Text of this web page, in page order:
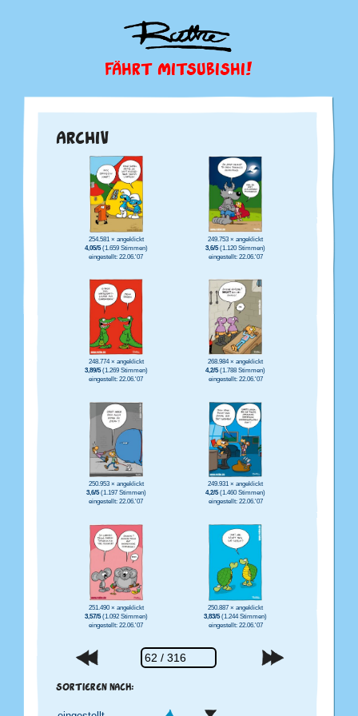
FÄHRT MITSUBISHI!
ARCHIV
254.581 × angeklickt
4,05/5(1.659 Stimmen)
eingestellt: 22.06.'07
249.753 × angeklickt
3,6/5(1.120 Stimmen)
eingestellt: 22.06.'07
248.774 × angeklickt
3,89/5(1.269 Stimmen)
eingestellt: 22.06.'07
268.984 × angeklickt
4,2/5(1.788 Stimmen)
eingestellt: 22.06.'07
250.953 × angeklickt
3,6/5(1.197 Stimmen)
eingestellt: 22.06.'07
249.931 × angeklickt
4,2/5(1.460 Stimmen)
eingestellt: 22.06.'07
251.490 × angeklickt
3,57/5(1.092 Stimmen)
eingestellt: 22.06.'07
250.887 × angeklickt
3,83/5(1.244 Stimmen)
eingestellt: 22.06.'07
SORTIEREN NACH: